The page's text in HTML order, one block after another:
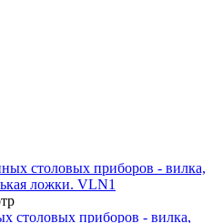
столовых приборов - вилка,